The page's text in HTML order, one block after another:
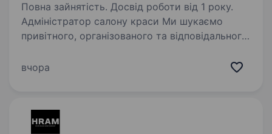
Повна зайнятість. Досвід роботи від 1 року.
Адміністратор салону краси Ми шукаємо
привітного, організованого та відповідального
салону краси та допоможе створювати
вчора